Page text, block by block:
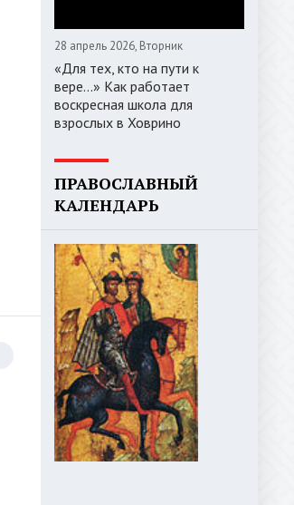
28 апрель 2026, Вторник
«Для тех, кто на пути к
вере...» Как работает
воскресная школа для
взрослых в Ховрино
ПРАВОСЛАВНЫЙ
КАЛЕНДАРЬ